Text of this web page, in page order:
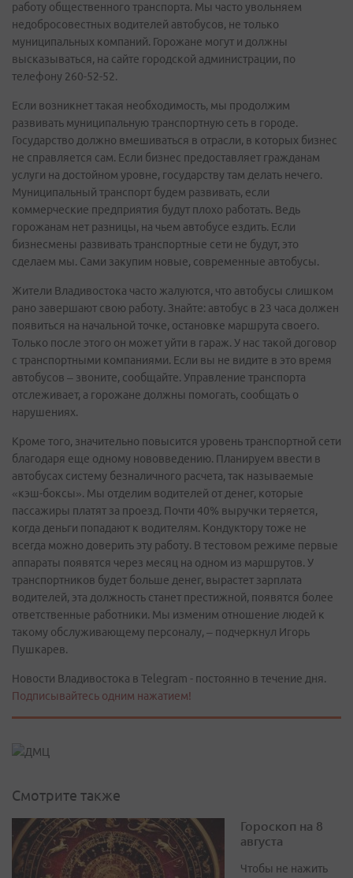
работу общественного транспорта. Мы часто увольняем
недобросовестных водителей автобусов, не только
муниципальных компаний. Горожане могут и должны
высказываться, на сайте городской администрации, по
телефону 260-52-52.
Если возникнет такая необходимость, мы продолжим
развивать муниципальную транспортную сеть в городе.
Государство должно вмешиваться в отрасли, в которых бизнес
не справляется сам. Если бизнес предоставляет гражданам
услуги на достойном уровне, государству там делать нечего.
Муниципальный транспорт будем развивать, если
коммерческие предприятия будут плохо работать. Ведь
горожанам нет разницы, на чьем автобусе ездить. Если
бизнесмены развивать транспортные сети не будут, это
сделаем мы. Сами закупим новые, современные автобусы.
Жители Владивостока часто жалуются, что автобусы слишком
рано завершают свою работу. Знайте: автобус в 23 часа должен
появиться на начальной точке, остановке маршрута своего.
Только после этого он может уйти в гараж. У нас такой договор
с транспортными компаниями. Если вы не видите в это время
автобусов – звоните, сообщайте. Управление транспорта
отслеживает, а горожане должны помогать, сообщать о
нарушениях.
Кроме того, значительно повысится уровень транспортной сети
благодаря еще одному нововведению. Планируем ввести в
автобусах систему безналичного расчета, так называемые
«кэш-боксы». Мы отделим водителей от денег, которые
пассажиры платят за проезд. Почти 40% выручки теряется,
когда деньги попадают к водителям. Кондуктору тоже не
всегда можно доверить эту работу. В тестовом режиме первые
аппараты появятся через месяц на одном из маршрутов. У
транспортников будет больше денег, вырастет зарплата
водителей, эта должность станет престижной, появятся более
ответственные работники. Мы изменим отношение людей к
такому обслуживающему персоналу, – подчеркнул Игорь
Пушкарев.
Новости Владивостока в Telegram - постоянно в течение дня.
Подписывайтесь одним нажатием!
Смотрите также
Гороскоп на 8
августа
Чтобы не нажить